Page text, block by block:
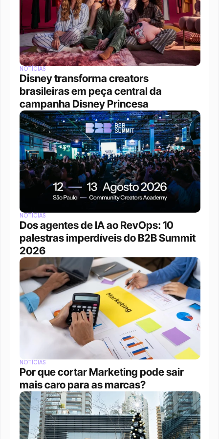
NOTÍCIAS
Disney transforma creators
brasileiras em peça central da
campanha Disney Princesa
NOTÍCIAS
Dos agentes de IA ao RevOps: 10
palestras imperdíveis do B2B Summit
2026
NOTÍCIAS
Por que cortar Marketing pode sair
mais caro para as marcas?